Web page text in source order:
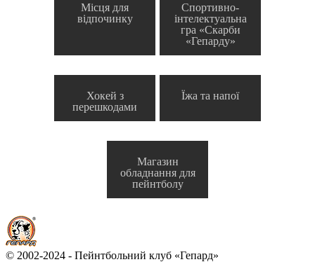
Місця для
відпочинку
Спортивно-
інтелектуальна
гра «Скарби
«Гепарду»
Хокей з
перешкодами
Їжа та напої
Магазин
обладнання для
пейнтболу
© 2002-2024 - Пейнтбольний клуб «Гепард»